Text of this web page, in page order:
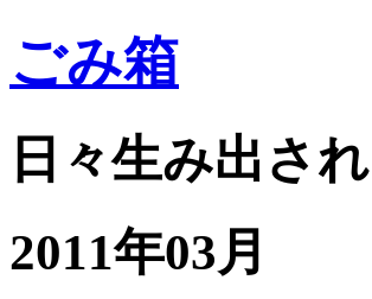
ごみ箱
日々生み出さ
2011年03月